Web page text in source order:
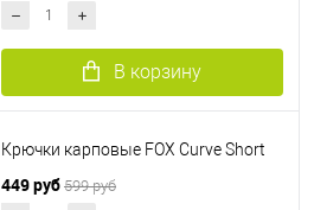
В корзину
Крючки карповые FOX Curve Short
449 руб 599 руб